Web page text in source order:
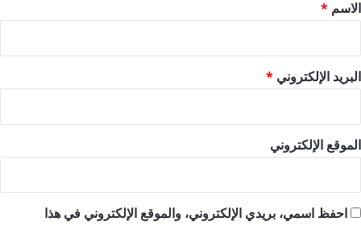
الاسم *
البريد الإلكتروني *
الموقع الإلكتروني
احفظ اسمي، بريدي الإلكتروني، والموقع الإلكتروني في هذا